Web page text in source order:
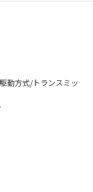
動方式/トランスミッ